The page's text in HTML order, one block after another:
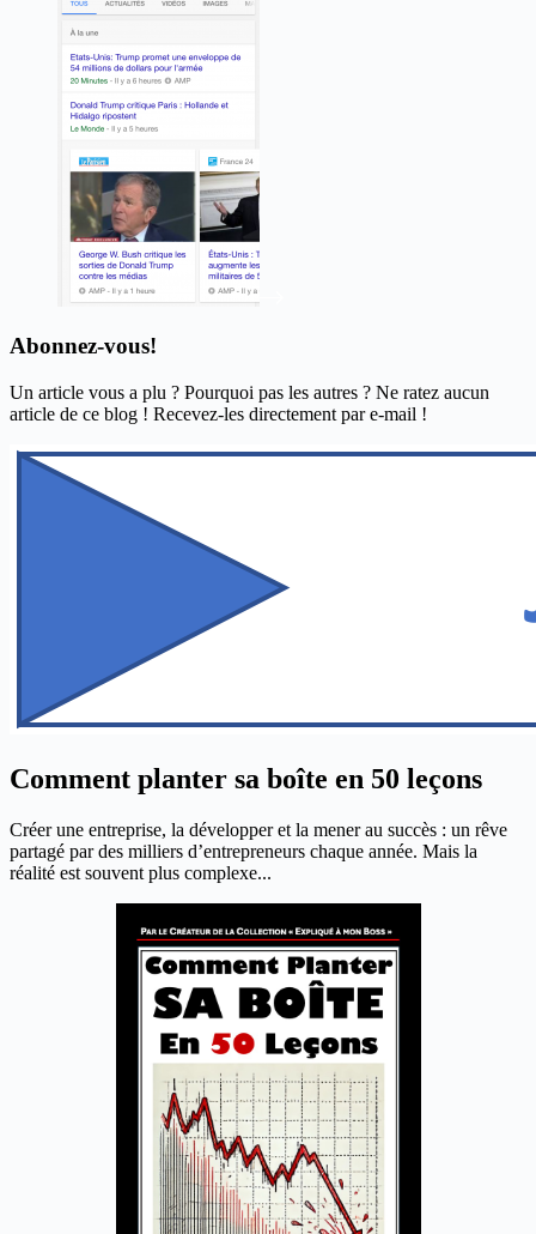
Abonnez-vous!
Un article vous a plu ? Pourquoi pas les autres ? Ne ratez aucun
article de ce blog ! Recevez-les directement par e-mail !
Comment planter sa boîte en 50 leçons
Créer une entreprise, la développer et la mener au succès : un rêve
partagé par des milliers d’entrepreneurs chaque année. Mais la
réalité est souvent plus complexe...